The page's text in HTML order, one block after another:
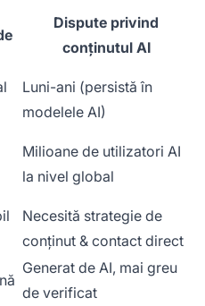
Dispute privind
conținutul AI
Luni-ani (persistă în
modelele AI)
Milioane de utilizatori AI
la nivel global
Necesită strategie de
conținut & contact direct
Generat de AI, mai greu
de verificat